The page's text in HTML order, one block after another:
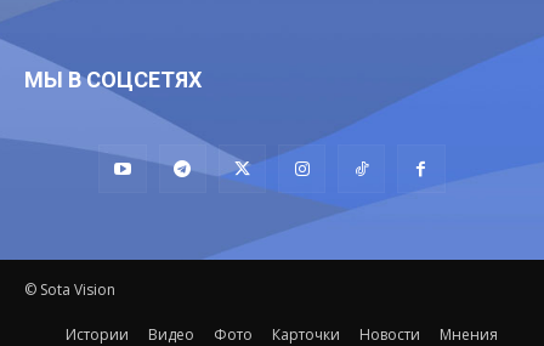
МЫ В СОЦСЕТЯХ
© Sota Vision
Истории Видео Фото Карточки Новости Мнения